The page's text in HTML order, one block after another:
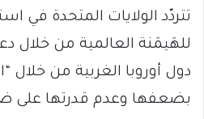
تتردّد الولايات المتحدة في
للهَيمَنة العالمية من خلال
دول أوروبا الغربية من خلال
بضعفها وعدم قدرتها على